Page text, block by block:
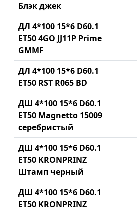
Блэк джек
ДЛ 4*100 15*6 D60.1
ET50 4GO JJ11P Prime
GMMF
ДЛ 4*100 15*6 D60.1
ET50 RST R065 BD
ДШ 4*100 15*6 D60.1
ET50 Magnetto 15009
серебристый
ДШ 4*100 15*6 D60.1
ET50 KRONPRINZ
Штамп черный
ДШ 4*100 15*6 D60.1
ET50 KRONPRINZ